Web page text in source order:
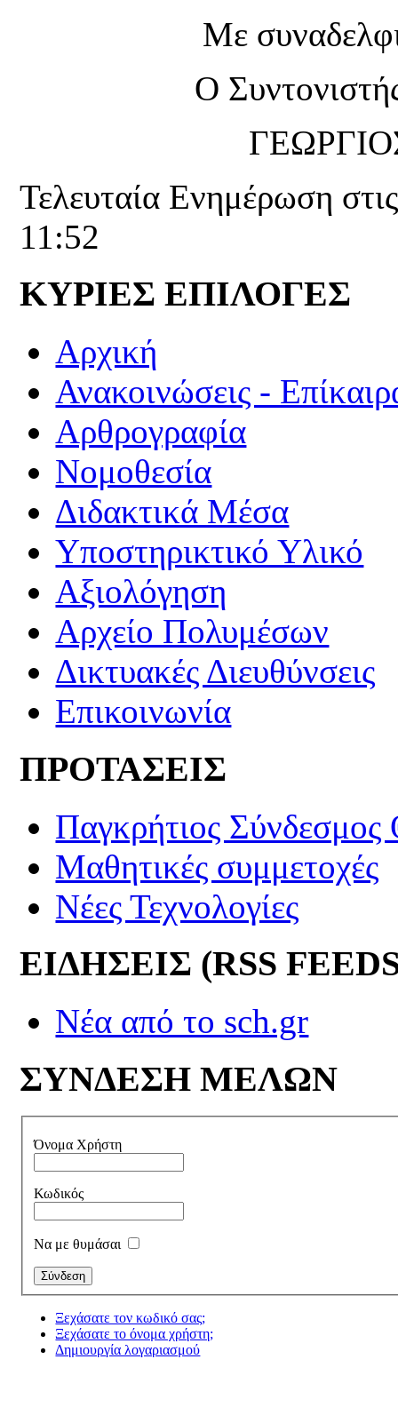
Με
Ο
Τελευταία Ενημέρωση
11:52
ΚΥΡΙΕΣ ΕΠΙΛΟΓΕΣ
Αρχική
Ανακοινώσεις -
Αρθρογραφία
Νομοθεσία
Διδακτικά Μέσα
Υποστηρικτικό Υλικό
Αξιολόγηση
Αρχείο Πολυμέσων
Δικτυακές Διευθύνσεις
Επικοινωνία
ΠΡΟΤΑΣΕΙΣ
Παγκρήτιος
Μαθητικές συμμετοχές
Νέες Τεχνολογίες
ΕΙΔΗΣΕΙΣ (RSS
Νέα από το sch.gr
ΣΥΝΔΕΣΗ ΜΕΛΩΝ
Όνομα Χρήστη
Κωδικός
Να με θυμάσαι
Ξεχάσατε τον κωδικό σας;
Ξεχάσατε το όνομα χρήστη;
Δημιουργία λογαριασμού